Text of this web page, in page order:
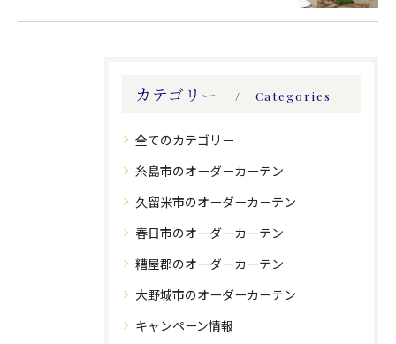
カテゴリー Categories
全てのカテゴリー
糸島市のオーダーカーテン
久留米市のオーダーカーテン
春日市のオーダーカーテン
糟屋郡のオーダーカーテン
大野城市のオーダーカーテン
キャンペーン情報